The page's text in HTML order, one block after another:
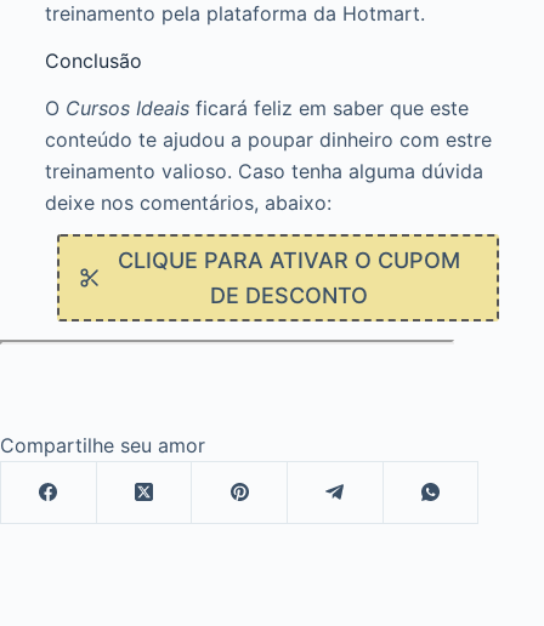
treinamento pela plataforma da Hotmart.
Conclusão
O Cursos Ideaisficará feliz em saber que este
conteúdo te ajudou a poupar dinheiro com estre
treinamento valioso. Caso tenha alguma dúvida
deixe nos comentários, abaixo:
CLIQUE PARA ATIVAR O CUPOM
DE DESCONTO
Compartilhe seu amor